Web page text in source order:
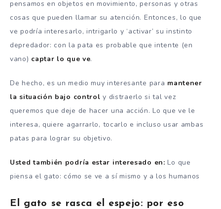
pensamos en objetos en movimiento, personas y otras
cosas que pueden llamar su atención. Entonces, lo que
ve podría interesarlo, intrigarlo y ‘activar’ suinstinto
depredador: con la pata es probable que intente (en
vano) captar lo que ve.
De hecho, es un medio muy interesante para mantener
la situación bajo control y distraerlo si tal vez
queremos que deje de hacer una acción. Lo que ve le
interesa, quiere agarrarlo, tocarlo e incluso usar ambas
patas para lograr su objetivo.
Usted también podría estar interesado en: Lo que
piensa el gato: cómo se ve a sí mismo y a los humanos
El gato se rasca el espejo: por eso